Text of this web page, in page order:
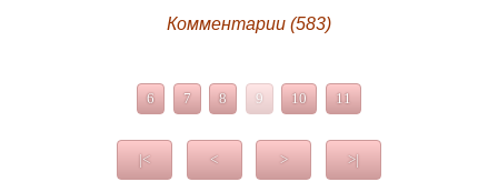
Комментарии (583)
6 7 8 9 10 11
|< < > >|